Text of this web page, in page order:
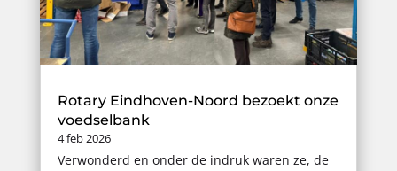
Rotary Eindhoven-Noord bezoekt onze
voedselbank
4 feb 2026
Verwonderd en onder de indruk waren ze, de